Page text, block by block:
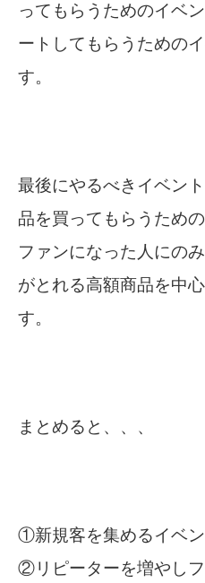
ってもらうためのイベ
ートしてもらうための
す。
最後にやるべきイベン
品を買ってもらうため
ファンになった人にの
がとれる高額商品を中
す。
まとめると、、、
①新規客を集めるイベン
②リピーターを増やし